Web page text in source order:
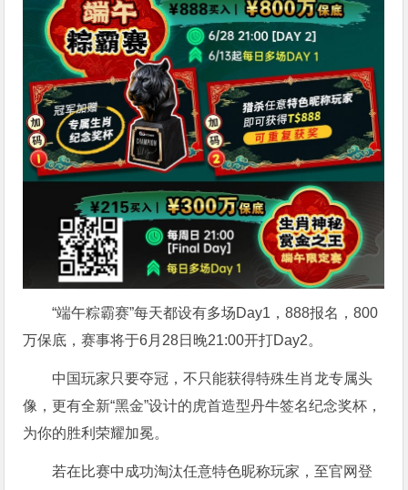
“端午粽霸赛”每天都设有多场Day1，888报名，800
万保底，赛事将于6月28日晚21:00开打Day2。
中国玩家只要夺冠，不只能获得特殊生肖龙专属头
像，更有全新“黑金”设计的虎首造型丹牛签名纪念奖杯，
为你的胜利荣耀加冕。
若在比赛中成功淘汰任意特色昵称玩家，至官网登